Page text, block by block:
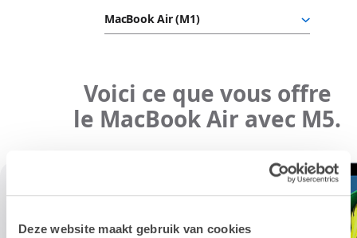
Deze website maakt gebruik van cookies